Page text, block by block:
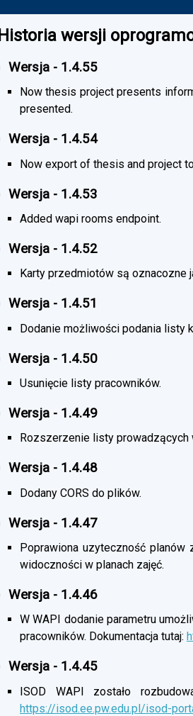
Historia wersji
Wersja - 1.4.55
Now thesis project presents
presented.
Wersja - 1.4.54
Now export of thesis and project
Wersja - 1.4.53
Added wapi rooms endpoint.
Wersja - 1.4.52
Karty przedmiotów są oznacozne
Wersja - 1.4.51
Dodanie możliwości podania listy
Wersja - 1.4.50
Usunięcie listy pracowników.
Wersja - 1.4.49
Rozszerzenie listy
Wersja - 1.4.48
Dodany CORS do plików.
Wersja - 1.4.47
Poprawiona uzyteczność
widoczności w planach zajęć.
Wersja - 1.4.46
W WAPI dodanie parametru
pracowników. Dokumentacja tutaj:
Wersja - 1.4.45
ISOD WAPI zostało
https://isod.ee.pw.edu.pl/isod-